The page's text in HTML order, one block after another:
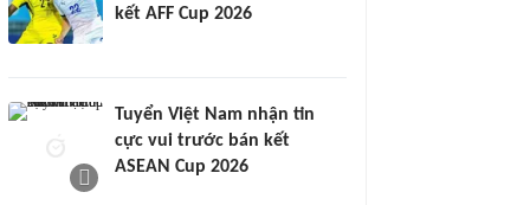
kết AFF Cup 2026
Tuyển Việt Nam nhận tin
cực vui trước bán kết
ASEAN Cup 2026